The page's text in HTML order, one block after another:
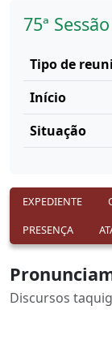
75ª
Tipo de
Início
Situação
EXPEDIENTE
PRESENÇA
Discursos